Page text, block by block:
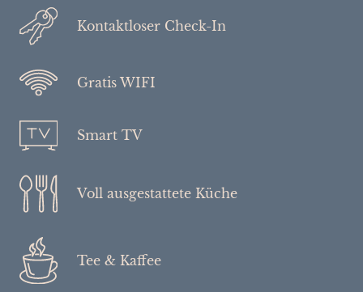
Kontaktloser Check-In
Gratis WIFI
Smart TV
Voll ausgestattete Küche
Tee & Kaffee